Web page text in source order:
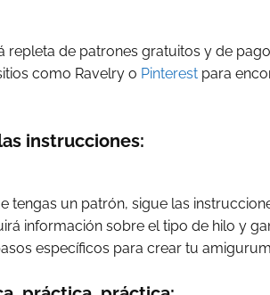
repleta de patrones gratuitos y de
como Ravelry o Pinterest para
instrucciones:
tengas un patrón, sigue las
información sobre el tipo de hilo y
específicos para crear tu